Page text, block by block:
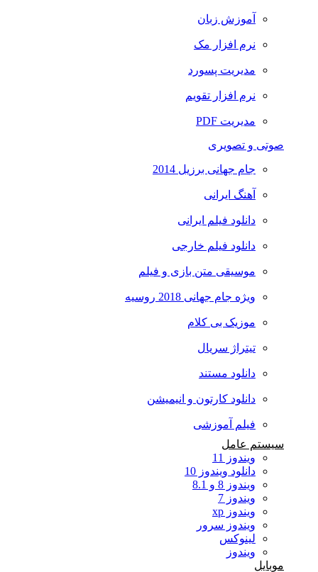
آموزش زبان
نرم افزار مک
مدیریت پسورد
نرم افزار تقویم
مدیریت PDF
صوتی و تصویری
جام جهانی برزیل 2014
آهنگ ایرانی
دانلود فیلم ایرانی
دانلود فیلم خارجی
موسیقی متن بازی و فیلم
ویژه جام جهانی 2018 روسیه
موزیک بی کلام
تیتراژ سریال
دانلود مستند
دانلود کارتون و انیمیشن
فیلم آموزشی
سیستم عامل
ویندوز 11
دانلود ویندوز 10
ویندوز 8 و 8.1
ویندوز 7
ویندوز xp
ویندوز سرور
لینوکس
ویندوز
موبایل